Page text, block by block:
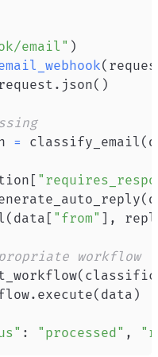
email" )
(
. json( )
= classify_email (
[
(
( data [ "from" ] ,
workflow
(
. execute( data )
: "processed" ,